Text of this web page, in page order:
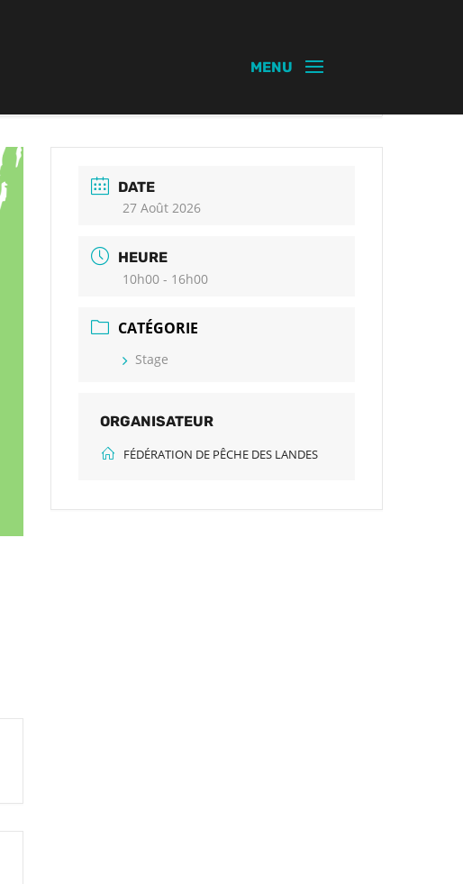
DATE
27 Août 2026
HEURE
10h00 - 16h00
CATÉGORIE
Stage
ORGANISATEUR
FÉDÉRATION DE PÊCHE DES LANDES